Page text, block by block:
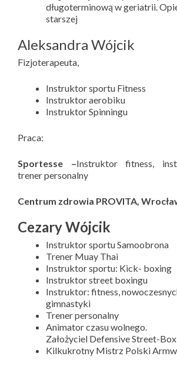
długoterminową w geriatrii.
starszej
Aleksandra Wójcik
Fizjoterapeuta,
Instruktor sportu Fitness
Instruktor aerobiku
Instruktor Spinningu
Praca:
Sportesse –Instruktor fitness,
trener personalny
Centrum zdrowia PROVITA,
Cezary Wójcik
Instruktor sportu Samoobrona
Trener Muay Thai
Instruktor sportu: Kick- boxing
Instruktor street boxingu
Instruktor: fitness,
gimnastyki
Trener personalny
Animator czasu wolnego.
Założyciel Defensive Street-
Kilkukrotny Mistrz Polski